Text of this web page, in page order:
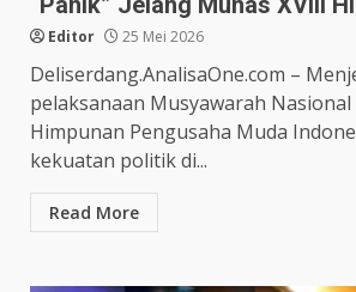
Editor 25 Mei 2026
Deliserdang.AnalisaOne.com –
pelaksanaan Musyawarah Nasional
Himpunan Pengusaha Muda
kekuatan politik di...
Read More